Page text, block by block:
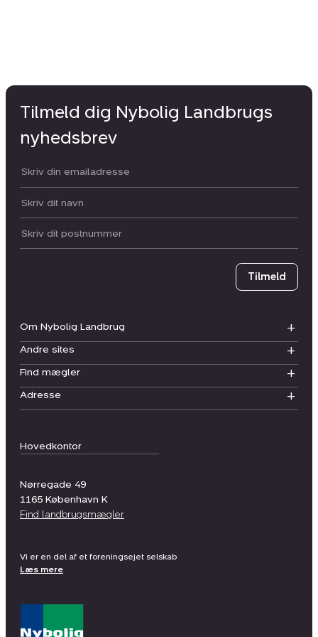
Hovedkontor
Nørregade 49
1165 København K
Find landbrugsmægler
Om Nybolig Landbrug
Andre sites
Find mægler
Adresse
Tilmeld dig Nybolig Landbrugs
nyhedsbrev
Din email:
Dit navn:
Postnummer
Tilmeld
Vi er en del af et foreningsejet selskab
Læs mere